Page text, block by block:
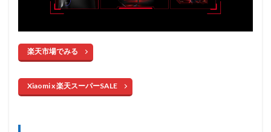
楽天市場でみる
Xiaomi x 楽天スーパーSALE